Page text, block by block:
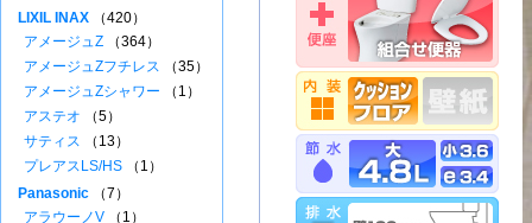
LIXIL INAX （420）
アメージュZ （364）
アメージュZフチレス （35）
アメージュZシャワー （1）
アステオ （5）
サティス （13）
プレアスLS/HS （1）
Panasonic （7）
アラウーノV （1）